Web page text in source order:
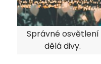
Správné osvětlení
dělá divy.